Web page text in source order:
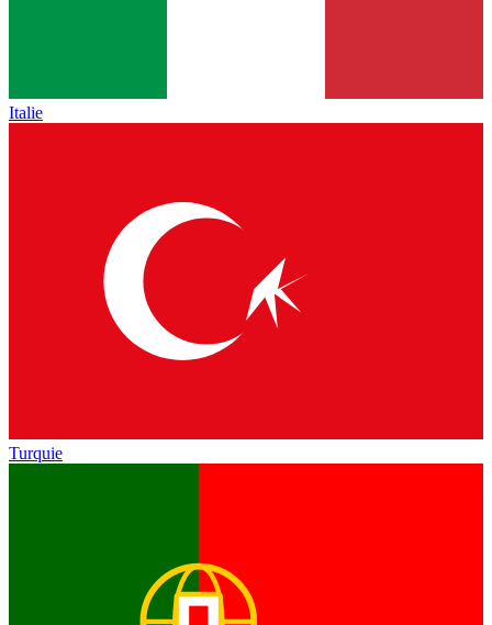
Italie
Turquie